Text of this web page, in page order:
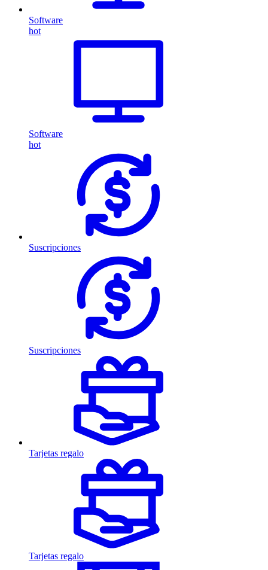
Software
hot
Software
hot
Suscripciones
Suscripciones
Tarjetas regalo
Tarjetas regalo